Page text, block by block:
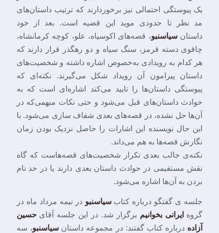
یک پیوستگی احتمالی نیز برخوردارند که ترتیب داستان‌های
مد نظر تا حدودی موید این قضیه است. بعد از خود
داستانسیاسنبو، قصه‌های اکوسیاه، علو، کوچه کرمانشاه،
چاقوی دسته قرمز، سنگ سیاه و دو رهگذر قرار دارند که
هر کدام به رویدادی به‌خصوص اشاره داشته و شخصیت‌های
داستان پیرامون آن رویداد شکل می‌گیرند. نکته‌ای که
پیوستگی داستان‌ها را تایید می‌کند اشاره‌ای است که به
حوادث داستان‌های قبل می‌شود و حتی نکات مبهمی‌که در
آن‌ها حل نشده، در قصه‌های بعدی شفاف سازی می‌شود. با
این حال نویسنده این اشارات را حاصل نزدیک بودن زمان
نگارش قصه‌ها به هم می‌داند.
نکته‌ی جالب بعدی تکرار شخصیت‌های قصه‌هاست که گاه
نقش مستقیمی ‌در حوادث داستان بعدی دارند یا در حد نام
بردن به آن‌ها اشاره می‌شود.
جلسه ی گفتگو درباره کتابسیاسنبو در نیمه مرداد ماه در
گروه ایرانی بخوانیم برگزار شد. در این جلسه آقایحسین
آزاده درباره کتاب گفتند: در مجموعه داستانسیاسنبو، سه